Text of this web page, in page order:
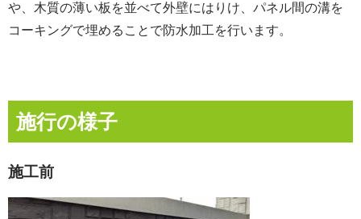
や、木質の薄い板を並べて外壁にはりけ、パネル間の溝を
コーキングで埋めることで防水加工を行います。
施行の様子
施工前